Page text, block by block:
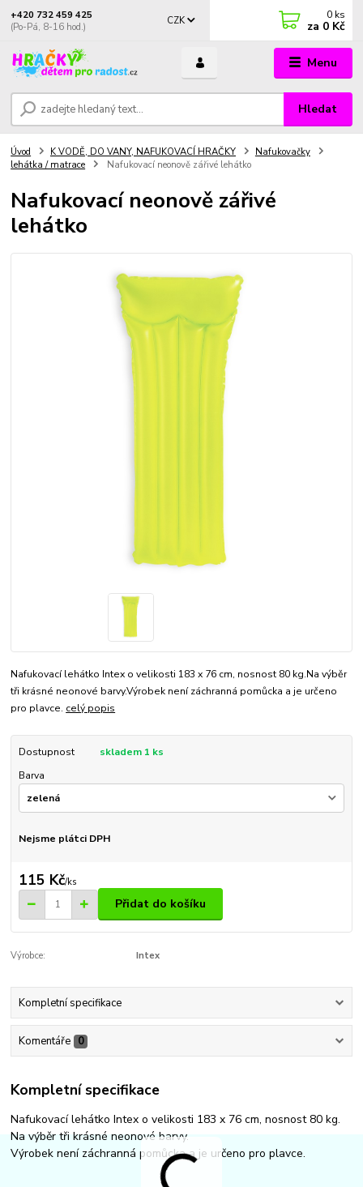
Menu
CZK
Hledat
+420 732 459 425
(Po-Pá, 8-16 hod.)
0 ks
za 0 Kč
Úvod K VODĚ, DO VANY, NAFUKOVACÍ HRAČKY
Nafukovačky
lehátka / matrace
Nafukovací neonově zářivé lehátko
Nafukovací neonově zářivé
lehátko
Nafukovací lehátko Intex o velikosti 183 x 76 cm, nosnost 80 kg.Na výběr
tři krásné neonové barvy.Výrobek není záchranná pomůcka a je určeno
pro plavce. celý popis
Dostupnost
skladem 1 ks
Barva
Nejsme plátci DPH
115 Kč/ks
Přidat do košíku
Výrobce: Intex
Kompletní specifikace
Komentáře 0
Kompletní specifikace
Nafukovací lehátko Intex o velikosti 183 x 76 cm, nosnost 80 kg.
Na výběr tři krásné neonové barvy.
Výrobek není záchranná pomůcka a je určeno pro plavce.